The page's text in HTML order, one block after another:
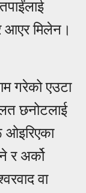
आएर मिलेन।
गरेको एउटा
छनोटलाई
ओइरिएका
र अर्को
वा